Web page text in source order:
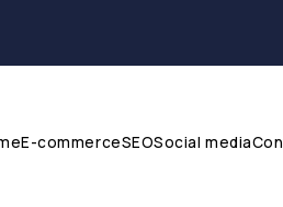
E-commerceSEOSocial media